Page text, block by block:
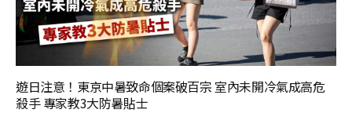
遊日注意！東京中暑致命個案破百宗 室內未開冷氣成高危
殺手 專家教3大防暑貼士